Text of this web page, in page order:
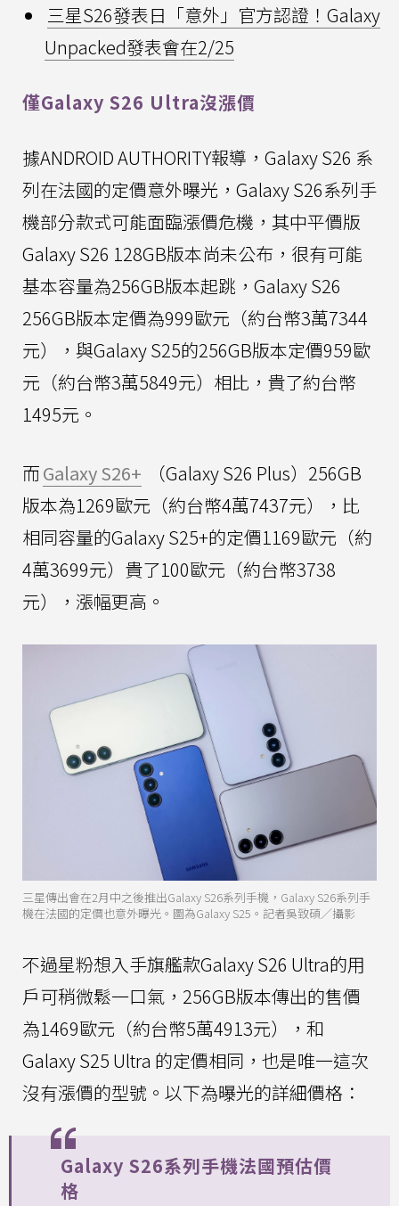
三星S26發表日「意外」官方認證！Galaxy
Unpacked發表會在2/25
僅Galaxy S26 Ultra沒漲價
據ANDROID AUTHORITY報導，Galaxy S26 系
列在法國的定價意外曝光，Galaxy S26系列手
機部分款式可能面臨漲價危機，其中平價版
Galaxy S26 128GB版本尚未公布，很有可能
基本容量為256GB版本起跳，Galaxy S26
256GB版本定價為999歐元（約台幣3萬7344
元），與Galaxy S25的256GB版本定價959歐
元（約台幣3萬5849元）相比，貴了約台幣
1495元。
而Galaxy S26+
（Galaxy S26 Plus）256GB
版本為1269歐元（約台幣4萬7437元），比
相同容量的Galaxy S25+的定價1169歐元（約
4萬3699元）貴了100歐元（約台幣3738
元），漲幅更高。
三星傳出會在2月中之後推出Galaxy S26系列手機，Galaxy S26系列手
機在法國的定價也意外曝光。圖為Galaxy S25。記者吳致碩／攝影
不過星粉想入手旗艦款Galaxy S26 Ultra的用
戶可稍微鬆一口氣，256GB版本傳出的售價
為1469歐元（約台幣5萬4913元），和
Galaxy S25 Ultra 的定價相同，也是唯一這次
沒有漲價的型號。以下為曝光的詳細價格：
Galaxy S26系列手機法國預估價
格